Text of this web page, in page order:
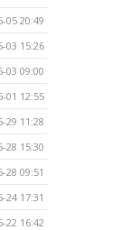
05 20:49
03 15:26
03 09:00
01 12:55
29 11:28
28 15:30
28 09:51
24 17:31
22 16:42